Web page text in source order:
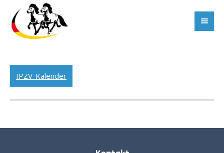
IPZV-Kalender